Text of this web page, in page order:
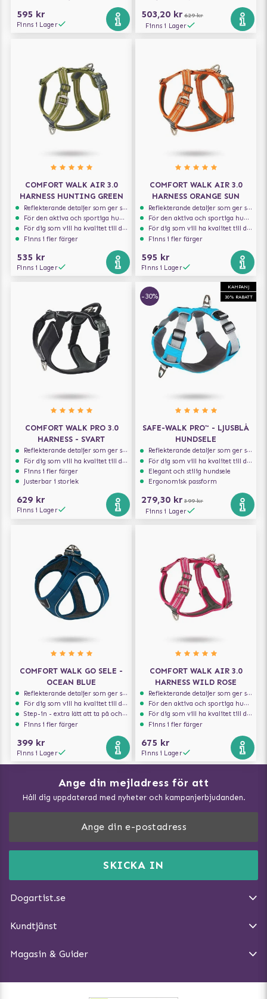
595 kr
Finns i Lager
503,20 kr 629 kr
Finns i Lager
COMFORT WALK AIR 3.0
HARNESS HUNTING GREEN
Reflekterande detaljer som ger synlighet i svagt ljus
För den aktiva och sportiga hunden
För dig som vill ha kvalitet till din hund!
Finns i fler färger
535 kr
Finns i Lager
COMFORT WALK AIR 3.0
HARNESS ORANGE SUN
Reflekterande detaljer som ger synlighet i svagt ljus
För den aktiva och sportiga hunden
För dig som vill ha kvalitet till din hund!
Finns i fler färger
595 kr
Finns i Lager
COMFORT WALK PRO 3.0
HARNESS - SVART
Reflekterande detaljer som ger synlighet i svagt ljus
För dig som vill ha kvalitet till din hund!
Finns i fler färger
Justerbar i storlek
629 kr
Finns i Lager
KAMPANJ
30% RABATT
-30%
SAFE-WALK PRO™ - LJUSBLÅ
HUNDSELE
Reflekterande detaljer som ger synlighet i svagt ljus
För dig som vill ha kvalitet till din hund!
Elegant och stilig hundsele
Ergonomisk passform
279,30 kr 399 kr
Finns i Lager
COMFORT WALK GO SELE -
OCEAN BLUE
Reflekterande detaljer som ger synlighet i svagt ljus
För dig som vill ha kvalitet till din hund!
Step-in - extra lätt att ta på och av
Finns i fler färger
399 kr
Finns i Lager
COMFORT WALK AIR 3.0
HARNESS WILD ROSE
Reflekterande detaljer som ger synlighet i svagt ljus
För den aktiva och sportiga hunden
För dig som vill ha kvalitet till din hund!
Finns i fler färger
675 kr
Finns i Lager
Ange din mejladress för att
Håll dig uppdaterad med nyheter och kampanjerbjudanden.
SKICKA IN
Dogartist.se
DogArtist.se drivs av:
E-post:info@dogartist.se
Kundtjänst
Ångra Köp
Magasin & Guider
Vad kan hundar äta?
Träna Nose Work hemma
Så gör du promenaden roligare
Hundbäddar